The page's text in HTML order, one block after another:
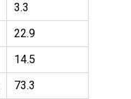
3.3
22.9
14.5
73.3